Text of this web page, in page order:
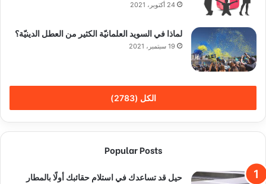
24 أكتوبر، 2021
لماذا في السويد العلمانيّة الكثير من العطل الدينيّة؟
19 سبتمبر، 2021
الكل (2783)
Popular Posts
حيل قد تساعدك في استلام حقائبك أولًا بالمطار